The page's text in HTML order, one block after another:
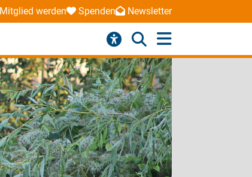
Mitglied werden Spenden Newsletter